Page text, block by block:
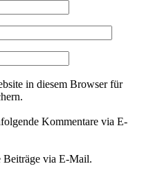
in diesem Browser für
Kommentare via E-
Beiträge via E-Mail.